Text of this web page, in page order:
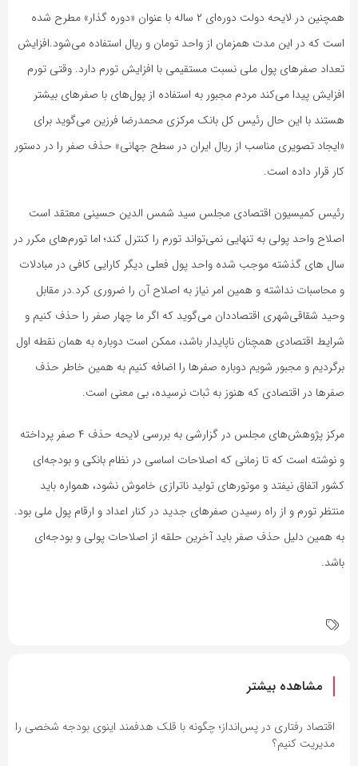
همچنین در لایحه دولت دوره‌ای ۲ ساله با عنوان «دوره گذار» مطرح شده
است که در این مدت همزمان از واحد تومان و ریال استفاده می‌شود.افزایش
تعداد صفرهای پول ملی نسبت مستقیمی با افزایش تورم دارد. وقتی تورم
افزایش پیدا می‌کند مردم مجبور به استفاده از پول‌های با صفرهای بیشتر
هستند با این حال رئیس کل بانک مرکزی محمدرضا فرزین می‌گوید برای
«ایجاد تصویری مناسب از ریال ایران در سطح جهانی» حذف صفر را در دستور
کار قرار داده است.
رئیس کمیسیون اقتصادی مجلس سید شمس‌ الدین حسینی معتقد است
اصلاح واحد پولی به‌ تنهایی نمی‌تواند تورم را کنترل کند؛ اما تورم‌های مکرر در
سال‌ های گذشته موجب شده واحد پول فعلی دیگر کارایی کافی در مبادلات
و محاسبات نداشته و همین امر نیاز به اصلاح آن را ضروری کرد.در مقابل
وحید شقاقی‌شهری اقتصاد‌دان می‌گوید که اگر ما چهار صفر را حذف کنیم و
شرایط اقتصادی همچنان ناپایدار باشد، ممکن است دوباره به همان نقطه اول
برگردیم و مجبور شویم دوباره صفر‌ها را اضافه کنیم به همین خاطر حذف
صفر‌ها در اقتصادی که هنوز به ثبات نرسیده، بی معنی است.
مرکز پژوهش‌های مجلس در گزارشی به بررسی لایحه حذف ۴ صفر پرداخته
و نوشته است که تا زمانی که اصلاحات اساسی در نظام بانکی و بودجه‌ای
کشور اتفاق نیفتد و موتورهای تولید ناترازی خاموش نشود، همواره باید
منتظر تورم و از راه رسیدن صفرهای جدید در کنار اعداد و ارقام پول ملی بود.
به همین دلیل حذف صفر باید آخرین حلقه از اصلاحات پولی و بودجه‌ای
باشد.
مشاهده بیشتر
اقتصاد رفتاری در پس‌انداز؛ چگونه با قلک هدفمند اینوی بودجه شخصی را
مدیریت کنیم؟